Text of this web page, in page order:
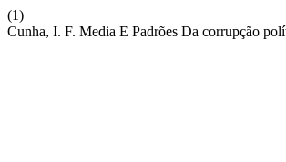
(1)
Cunha, I. F. Media E Padrões Da corrupção